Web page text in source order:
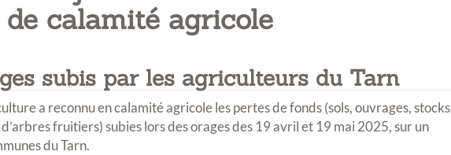
calamité agricole
subis par les agriculteurs du Tarn
a reconnu en calamité agricole les pertes de fonds (sols, ouvrages, stocks
fruitiers) subies lors des orages des 19 avril et 19 mai 2025, sur un
du Tarn.